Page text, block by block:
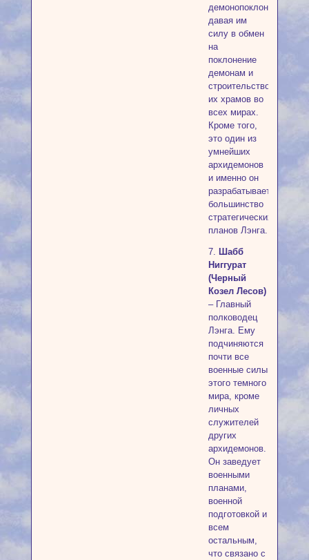
демонопоклонникам,
давая им
силу в обмен
на
поклонение
демонам и
строительство
их храмов во
всех мирах.
Кроме того,
это один из
умнейших
архидемонов
и именно он
разрабатывает
большинство
стратегических
планов Лэнга.
7. Шабб
Ниггурат
(Черный
Козел Лесов)
– Главный
полководец
Лэнга. Ему
подчиняются
почти все
военные силы
этого темного
мира, кроме
личных
служителей
других
архидемонов.
Он заведует
военными
планами,
военной
подготовкой и
всем
остальным,
что связано с